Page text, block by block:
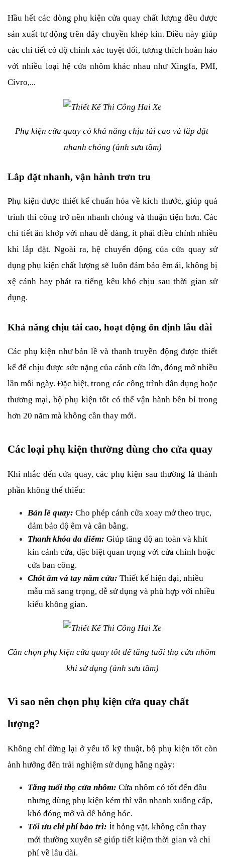
Hầu hết các dòng phụ kiện cửa quay chất lượng đều được
sản xuất tự động trên dây chuyền khép kín. Điều này giúp
các chi tiết có độ chính xác tuyệt đối, tương thích hoàn hảo
với nhiều loại hệ cửa nhôm khác nhau như Xingfa, PMI,
Civro,...
Phụ kiện cửa quay có khả năng chịu tải cao và lắp đặt
nhanh chóng (ảnh sưu tầm)
Lắp đặt nhanh, vận hành trơn tru
Phụ kiện được thiết kế chuẩn hóa về kích thước, giúp quá
trình thi công trở nên nhanh chóng và thuận tiện hơn. Các
chi tiết ăn khớp với nhau dễ dàng, ít phải điều chỉnh nhiều
khi lắp đặt. Ngoài ra, hệ chuyển động của cửa quay sử
dụng phụ kiện chất lượng sẽ luôn đảm bảo êm ái, không bị
xệ cánh hay phát ra tiếng kêu khó chịu sau thời gian sử
dụng.
Khả năng chịu tải cao, hoạt động ổn định lâu dài
Các phụ kiện như bản lề và thanh truyền động được thiết
kế để chịu được sức nặng của cánh cửa lớn, đóng mở nhiều
lần mỗi ngày. Đặc biệt, trong các công trình dân dụng hoặc
thương mại, bộ phụ kiện tốt có thể vận hành bền bỉ trong
hơn 20 năm mà không cần thay mới.
Các loại phụ kiện thường dùng cho cửa quay
Khi nhắc đến cửa quay, các phụ kiện sau thường là thành
phần không thể thiếu:
Bản lề quay: Cho phép cánh cửa xoay mở theo trục,
đảm bảo độ êm và cân bằng.
Thanh khóa đa điểm: Giúp tăng độ an toàn và khít
kín cánh cửa, đặc biệt quan trọng với cửa chính hoặc
cửa ban công.
Chốt âm và tay nắm cửa: Thiết kế hiện đại, nhiều
mẫu mã sang trọng, dễ sử dụng và phù hợp với nhiều
kiểu không gian.
Cần chọn phụ kiện cửa quay tốt để tăng tuổi thọ cửa nhôm
khi sử dụng (ảnh sưu tầm)
Vì sao nên chọn phụ kiện cửa quay chất
lượng?
Không chỉ dừng lại ở yếu tố kỹ thuật, bộ phụ kiện tốt còn
ảnh hưởng đến trải nghiệm sử dụng hằng ngày:
Tăng tuổi thọ cửa nhôm: Cửa nhôm có tốt đến đâu
nhưng dùng phụ kiện kém thì vẫn nhanh xuống cấp,
khó đóng mở và dễ hỏng hóc.
Tối ưu chi phí bảo trì: Ít hỏng vặt, không cần thay
mới thường xuyên sẽ giúp tiết kiệm thời gian và chi
phí về lâu dài.